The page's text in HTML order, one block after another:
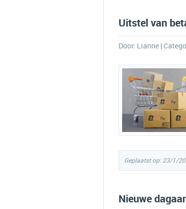
Uitstel van
Door: Lianne |
Geplaatst op: 23/1/
Nieuwe